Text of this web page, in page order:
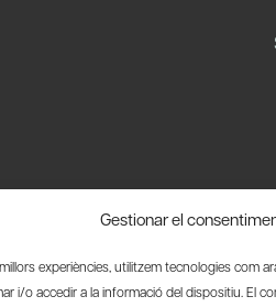
Gestionar el
experiències, utilitzem tecnologies com
i/o accedir a la informació del dispositiu. El